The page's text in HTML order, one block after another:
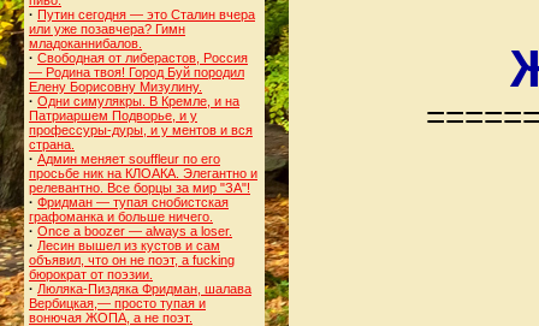
· Путин сегодня — это Сталин вчера
или уже позавчера? Гимн
младоканнибалов.
· Свободная от либерастов, Россия
— Родина твоя! Город Буй породил
Елену Борисовну Мизулину.
· Одни симулякры. В Кремле, и на
Патриаршем Подворье, и у
профессуры-дуры, и у ментов и вся
страна.
· Админ меняет souffleur по его
просьбе ник на КЛОАКА. Элегантно и
релевантно. Все борцы за мир "ЗА"!
· Фридман — тупая снобистская
графоманка и больше ничего.
· Once a boozer — always a loser.
· Лесин вышел из кустов и сам
объявил, что он не поэт, а fucking
бюрократ от поэзии.
· Люляка-Пиздяка Фридман, шалава
Вербицкая,— просто тупая и
вонючая ЖОПА, а не поэт.